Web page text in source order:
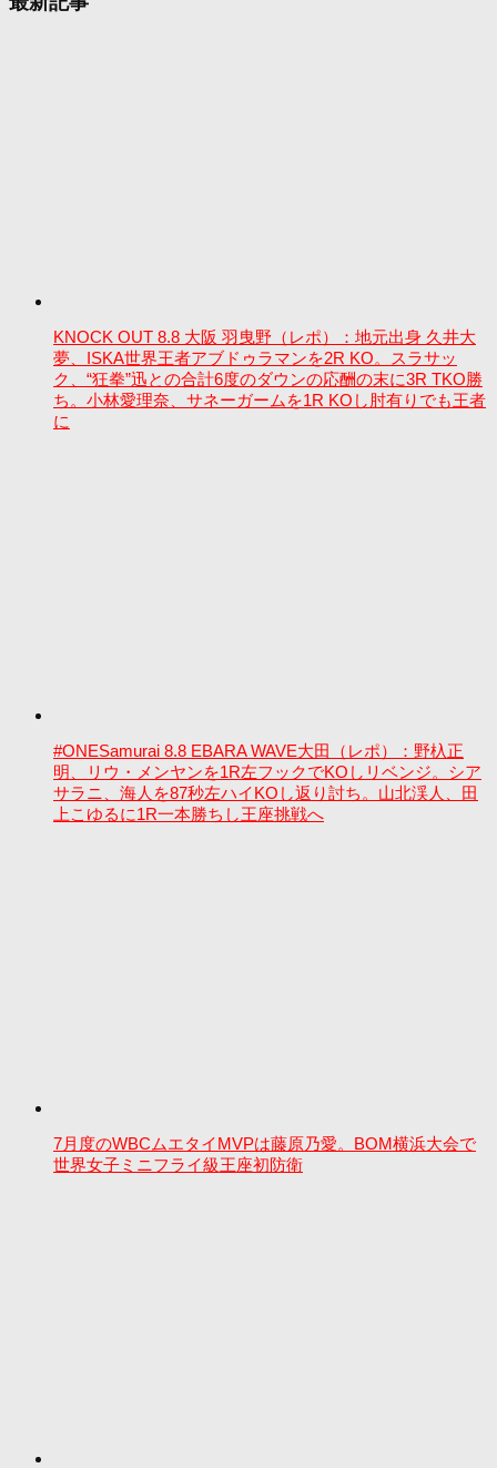
KNOCK OUT 8.8 大阪 羽曳野（レポ）：地元出身 久井大
夢、ISKA世界王者アブドゥラマンを2R KO。スラサッ
ク、“狂拳”迅との合計6度のダウンの応酬の末に3R TKO勝
ち。小林愛理奈、サネーガームを1R KOし肘有りでも王者
に
#ONESamurai 8.8 EBARA WAVE大田（レポ）：野杁正
明、リウ・メンヤンを1R左フックでKOしリベンジ。シア
サラニ、海人を87秒左ハイKOし返り討ち。山北渓人、田
上こゆるに1R一本勝ちし王座挑戦へ
7月度のWBCムエタイMVPは藤原乃愛。BOM横浜大会で
世界女子ミニフライ級王座初防衛